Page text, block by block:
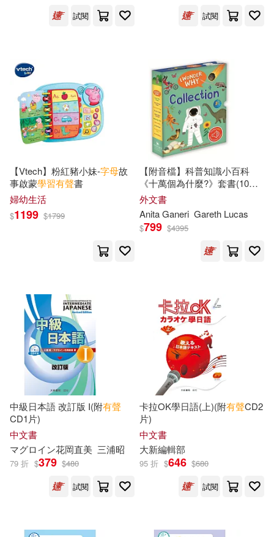
設計文具(966) 日用清潔(65)
婦幼生活(2061)
餐廚生活(373)
鞋包配件(173) 票券(1)
寵物生活(17)
電子書閱讀器(29)
McGraw-Hill(1654)
吉松由美(467)
西村惠子(351)
本書編寫組(346)
田中陽子(338) 賴世雄(299)
LiveABC編輯群(276)
Publishing(240) Rigby(237)
Christina(234) Earley(233)
山田社日檢題庫小組(226)
一本考試研究中心(223)
劉毅(214) 司馬彥(207)
展開
出版社
Ingram(18420)
外語教學與研究出版社(2423)
上海外語教育出版社(1219)
希伯崙(1041)
華東理工大學出版社(1029)
高等教育出版社(974)
北京大學出版社(956)
商務印書館(890)
清華大學出版社(856)
中國人民大學出版社(837)
世界圖書出版公司北京公司(714)
可海外宅配(102460)
可港澳店取(100146)
可新加坡店取(99692)
可菲律賓店取(99748)
試閱
試閱
【Vtech】粉紅豬小妹-字母故
事啟蒙學習有聲書
婦幼生活
$1199 $1799
【附音檔】科普知識小百科
《十萬個為什麼?》套書(10冊
合售)I Wonder Why Collection
10-Book With QRcode-
Slipcase (New Edition)
外文書
Anita Ganeri Gareth Lucas
$799 $4395
中級日本語 改訂版 I(附有聲
CD1片)
中文書
マグロイン花岡直美 三浦昭
79 折 $379 $480
試閱
卡拉OK學日語(上)(附有聲CD2
片)
中文書
大新編輯部
95 折 $646 $680
試閱